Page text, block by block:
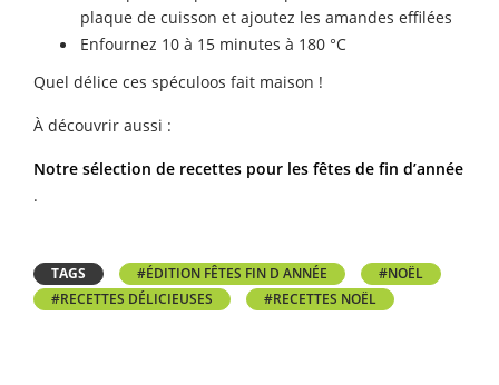
plaque de cuisson et ajoutez les amandes effilées
Enfournez 10 à 15 minutes à 180 °C
Quel délice ces spéculoos fait maison !
À découvrir aussi :
Notre sélection de recettes pour les fêtes de fin d’année
.
TAGS #ÉDITION FÊTES FIN D ANNÉE
#NOËL
#RECETTES DÉLICIEUSES
#RECETTES NOËL